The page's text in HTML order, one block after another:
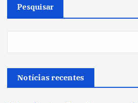
Pesquisar
Notícias recentes